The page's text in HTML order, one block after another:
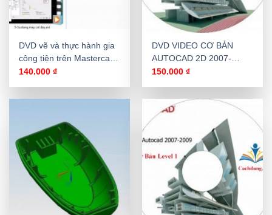
DVD vẽ và thực hành gia
công tiện trên Mastercam
X7
140.000₫
DVD VIDEO CƠ BẢN
AUTOCAD 2D 2007-
2008-2009 LEVEL 2
150.000₫